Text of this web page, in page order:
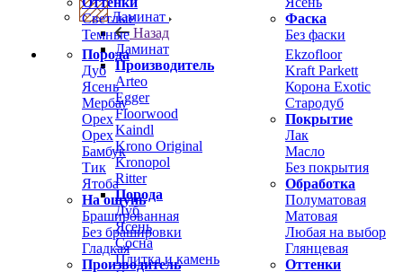
Светлые
Темные
Фаска
Без фаски
Порода
Дуб
Ясень
Мербау
Орех
Орех
Бамбук
Тик
Ятоба
На ощупь
Брашированная
Без брашировки
Гладкая
Производитель
Ekzofloor
Kraft Parkett
Корона Exotic
Стародуб
Покрытие
Лак
Масло
Без покрытия
Обработка
Полуматовая
Матовая
Любая на выбор
Глянцевая
Оттенки
Ламинат
Назад
Ламинат
Производитель
Arteo
Egger
Floorwood
Kaindl
Krono Original
Kronopol
Ritter
Порода
Дуб
Ясень
Сосна
Плитка и камень